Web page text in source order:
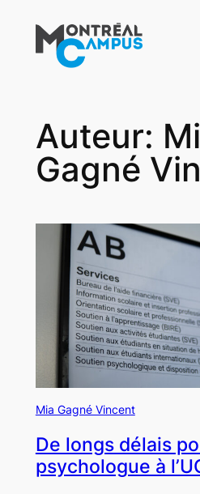
contenu
Auteur:
Gagné
Mia Gagné Vincent
De longs délais
psychologue à